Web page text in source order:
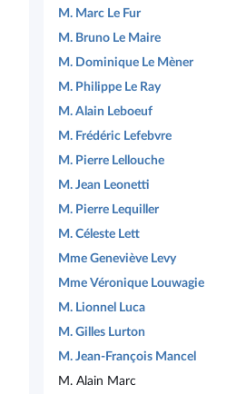
M. Marc Le Fur
M. Bruno Le Maire
M. Dominique Le Mèner
M. Philippe Le Ray
M. Alain Leboeuf
M. Frédéric Lefebvre
M. Pierre Lellouche
M. Jean Leonetti
M. Pierre Lequiller
M. Céleste Lett
Mme Geneviève Levy
Mme Véronique Louwagie
M. Lionnel Luca
M. Gilles Lurton
M. Jean-François Mancel
M. Alain Marc